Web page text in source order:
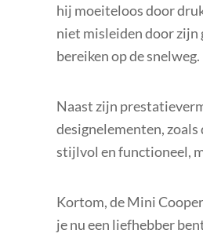
hij moeiteloos door
niet misleiden door zijn
bereiken op de snelweg.
Naast zijn
designelementen,
stijlvol en functioneel,
Kortom, de Mini
je nu een liefhebber